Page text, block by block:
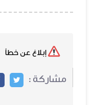
مشاركة :